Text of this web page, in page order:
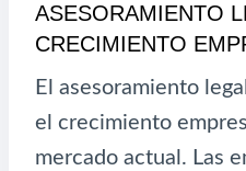
ASESORAMIENTO
CRECIMIENTO
El asesoramiento
el crecimiento
mercado actual. Las